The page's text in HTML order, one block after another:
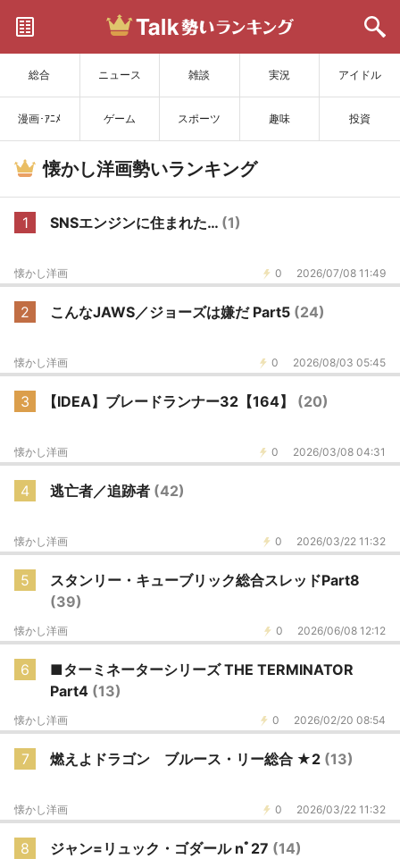
総合 ニュース 雑談 実況 アイドル
漫画･ｱﾆﾒ ゲーム スポーツ 趣味 投資
サイトを更新
懐かし洋画勢いランキング
1 SNSエンジンに住まれた… (1)
0 2026/07/08 11:49
懐かし洋画
2 こんなJAWS／ジョーズは嫌だ Part5 (24)
0 2026/08/03 05:45
懐かし洋画
3 【IDEA】ブレードランナー32【164】 (20)
0 2026/03/08 04:31
懐かし洋画
4 逃亡者／追跡者 (42)
0 2026/03/22 11:32
懐かし洋画
5
スタンリー・キューブリック総合スレッドPart8
(39)
0 2026/06/08 12:12
懐かし洋画
6
■ターミネーターシリーズ THE TERMINATOR
Part4 (13)
0 2026/02/20 08:54
懐かし洋画
7 燃えよドラゴン ブルース・リー総合 ★2 (13)
0 2026/03/22 11:32
懐かし洋画
8 ジャン=リュック・ゴダール nﾟ27 (14)